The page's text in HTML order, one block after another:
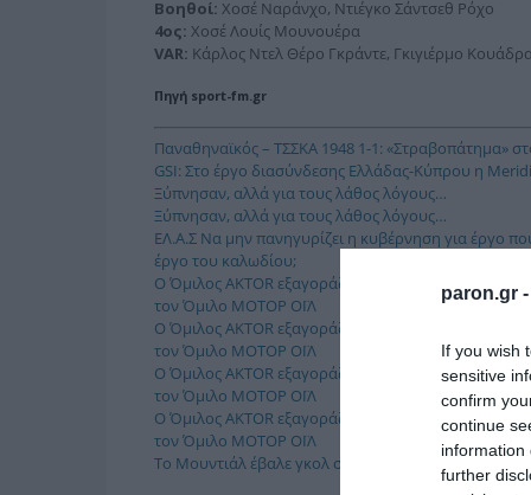
paron.gr -
If you wish
sensitive
confirm
continue
information
further
Βοηθοί: Χοσέ Ναράνχο, Ντιέγκο Σάντσεθ Ρόχο
4ος: Χοσέ Λουίς Μουνουέρα
VAR: Κάρλος Ντελ Θέρο Γκράντε, Γκιγιέρμο
Πηγή sport-fm.gr
Παναθηναϊκός – ΤΣΣΚΑ 1948 1-1: «Στραβοπάτημα»
GSI: Στο έργο διασύνδεσης Ελλάδας-Κύπρου η
Ξύπνησαν, αλλά για τους λάθος λόγους…
Ξύπνησαν, αλλά για τους λάθος λόγους…
ΕΛ.Α.Σ Να μην πανηγυρίζει η κυβέρνηση για έργο
έργο του καλωδίου;
Ο Όμιλος AKTOR εξαγοράζει το 75% των εταιρειών
τον Όμιλο ΜΟΤΟΡ ΟΪΛ
Ο Όμιλος AKTOR εξαγοράζει το 75% των εταιρειών
τον Όμιλο ΜΟΤΟΡ ΟΪΛ
Ο Όμιλος AKTOR εξαγοράζει το 75% των
τον Όμιλο ΜΟΤΟΡ ΟΪΛ
Ο Όμιλος AKTOR εξαγοράζει το 75% των
τον Όμιλο ΜΟΤΟΡ ΟΪΛ
Το Μουντιάλ έβαλε γκολ στις θεάσεις του ERTFLIX